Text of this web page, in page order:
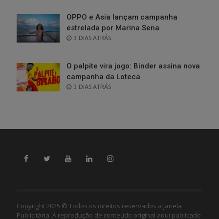
OPPO e Asia lançam campanha
estrelada por Marina Sena
POSTED
3 DIAS ATRÁS
O palpite vira jogo: Binder assina nova
campanha da Loteca
POSTED
3 DIAS ATRÁS
Copyright 2025 © Todos os direitos reservados a Janela
Publicitária. A reprodução de conteúdo original aqui publicado